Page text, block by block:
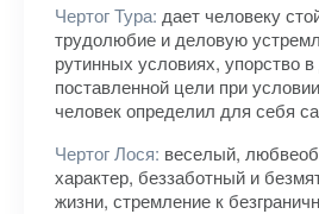
Чертог Тура: дает человеку
трудолюбие и деловую
рутинных условиях, упорство
поставленной цели при
человек определил для себя
Чертог Лося: веселый,
характер, беззаботный и
жизни, стремление к